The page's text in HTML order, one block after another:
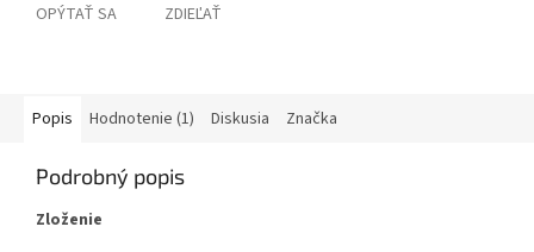
OPÝTAŤ SA ZDIEĽAŤ
Popis Hodnotenie (1) Diskusia Značka
Podrobný popis
Zloženie